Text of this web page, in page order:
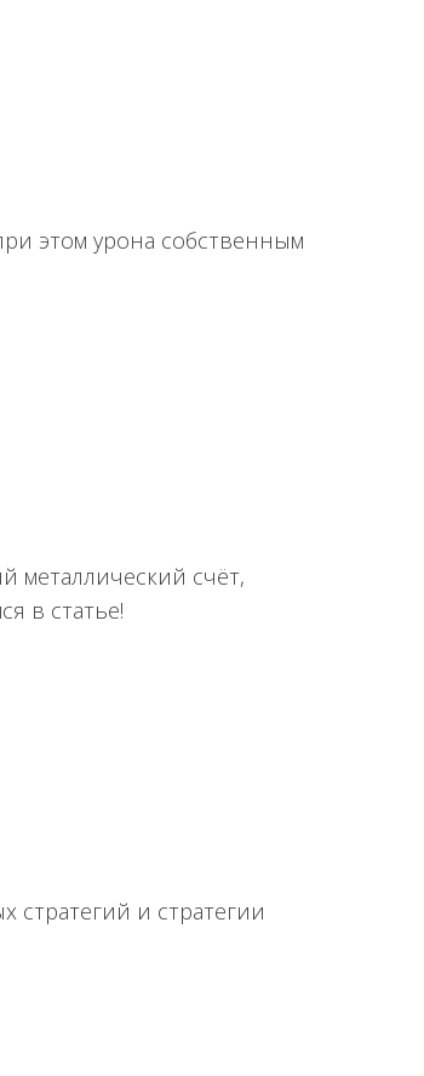
этом урона собственным
металлический счёт,
в статье!
стратегий и стратегии